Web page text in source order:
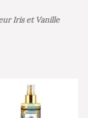
Iris et Vanille